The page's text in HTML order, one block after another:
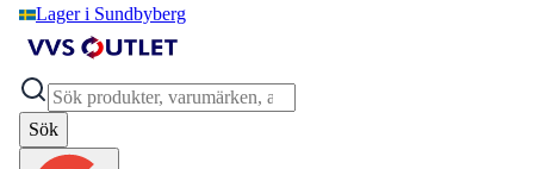
Lager i Sundbyberg
Sök